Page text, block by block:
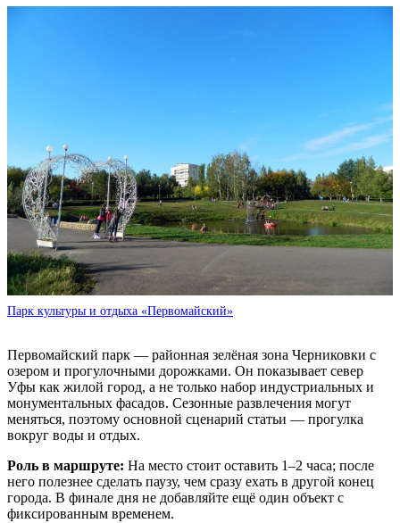
Парк культуры и отдыха «Первомайский»
Первомайский парк — районная зелёная зона Черниковки с
озером и прогулочными дорожками. Он показывает север
Уфы как жилой город, а не только набор индустриальных и
монументальных фасадов. Сезонные развлечения могут
меняться, поэтому основной сценарий статьи — прогулка
вокруг воды и отдых.
Роль в маршруте: На место стоит оставить 1–2 часа; после
него полезнее сделать паузу, чем сразу ехать в другой конец
города. В финале дня не добавляйте ещё один объект с
фиксированным временем.